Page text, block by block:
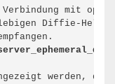
mit
Diffie-
werden, da